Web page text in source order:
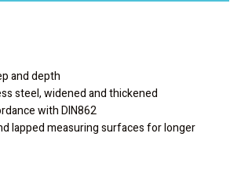
and depth
steel, widened and thickened
with DIN862
lapped measuring surfaces for longer